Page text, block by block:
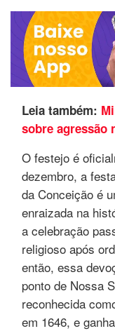
Leia também:
sobre agressão
O festejo é
dezembro, a
da Conceição é
enraizada na
a celebração
religioso após
então, essa
ponto de Nossa
reconhecida
em 1646, e